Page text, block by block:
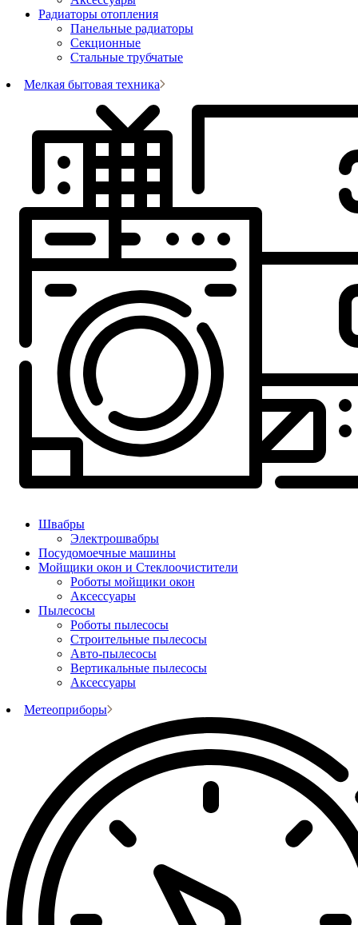
Радиаторы отопления
Панельные радиаторы
Секционные
Стальные трубчатые
Мелкая бытовая техника
Швабры
Электрошвабры
Посудомоечные машины
Мойщики окон и Стеклоочистители
Роботы мойщики окон
Аксессуары
Пылесосы
Роботы пылесосы
Строительные пылесосы
Авто-пылесосы
Вертикальные пылесосы
Аксессуары
Метеоприборы